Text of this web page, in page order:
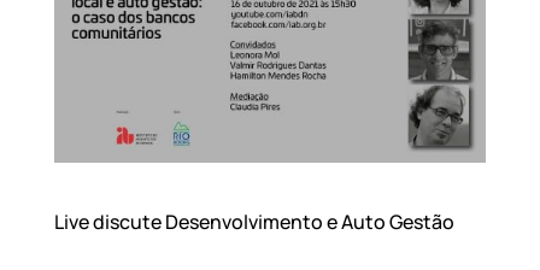
Live discute Desenvolvimento e Auto Gestão